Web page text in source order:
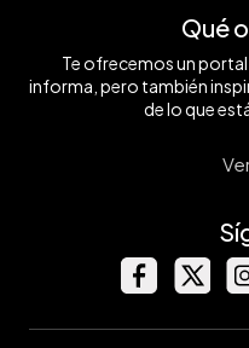
Qué
Te ofrecemos un
informa, pero también
de lo que